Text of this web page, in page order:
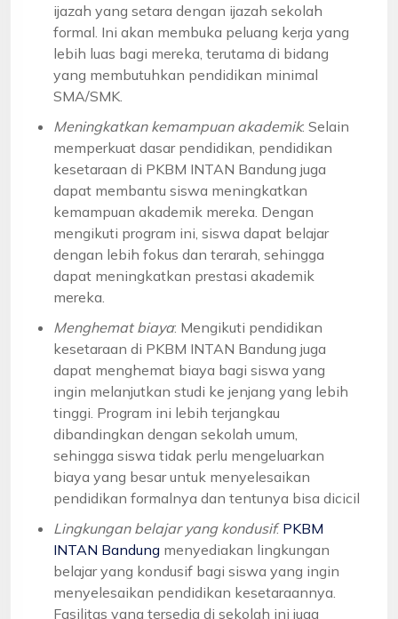
ijazah yang setara dengan ijazah sekolah
formal. Ini akan membuka peluang kerja yang
lebih luas bagi mereka, terutama di bidang
yang membutuhkan pendidikan minimal
SMA/SMK.
Meningkatkan kemampuan akademik: Selain
memperkuat dasar pendidikan, pendidikan
kesetaraan di PKBM INTAN Bandung juga
dapat membantu siswa meningkatkan
kemampuan akademik mereka. Dengan
mengikuti program ini, siswa dapat belajar
dengan lebih fokus dan terarah, sehingga
dapat meningkatkan prestasi akademik
mereka.
Menghemat biaya: Mengikuti pendidikan
kesetaraan di PKBM INTAN Bandung juga
dapat menghemat biaya bagi siswa yang
ingin melanjutkan studi ke jenjang yang lebih
tinggi. Program ini lebih terjangkau
dibandingkan dengan sekolah umum,
sehingga siswa tidak perlu mengeluarkan
biaya yang besar untuk menyelesaikan
pendidikan formalnya dan tentunya bisa dicicil
Lingkungan belajar yang kondusif: PKBM
INTAN Bandung menyediakan lingkungan
belajar yang kondusif bagi siswa yang ingin
menyelesaikan pendidikan kesetaraannya.
Fasilitas yang tersedia di sekolah ini juga